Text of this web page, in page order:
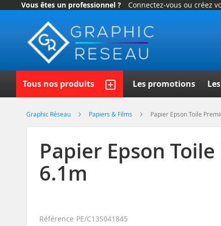
Vous êtes un professionnel ? Connectez-vous ou créez
Allez
contenu
Tous nos produits Les promotions
Graphic Réseau Papiers & Films Papier Epson Toile
Papier Epson
6.1m
Référence PE/C13S041845